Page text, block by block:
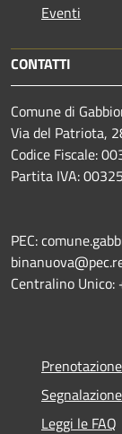
Eventi
CONTATTI
Comune di
Via del Patriota,
Codice Fiscale:
Partita IVA:
PEC:
Centralino
Leggi le FAQ